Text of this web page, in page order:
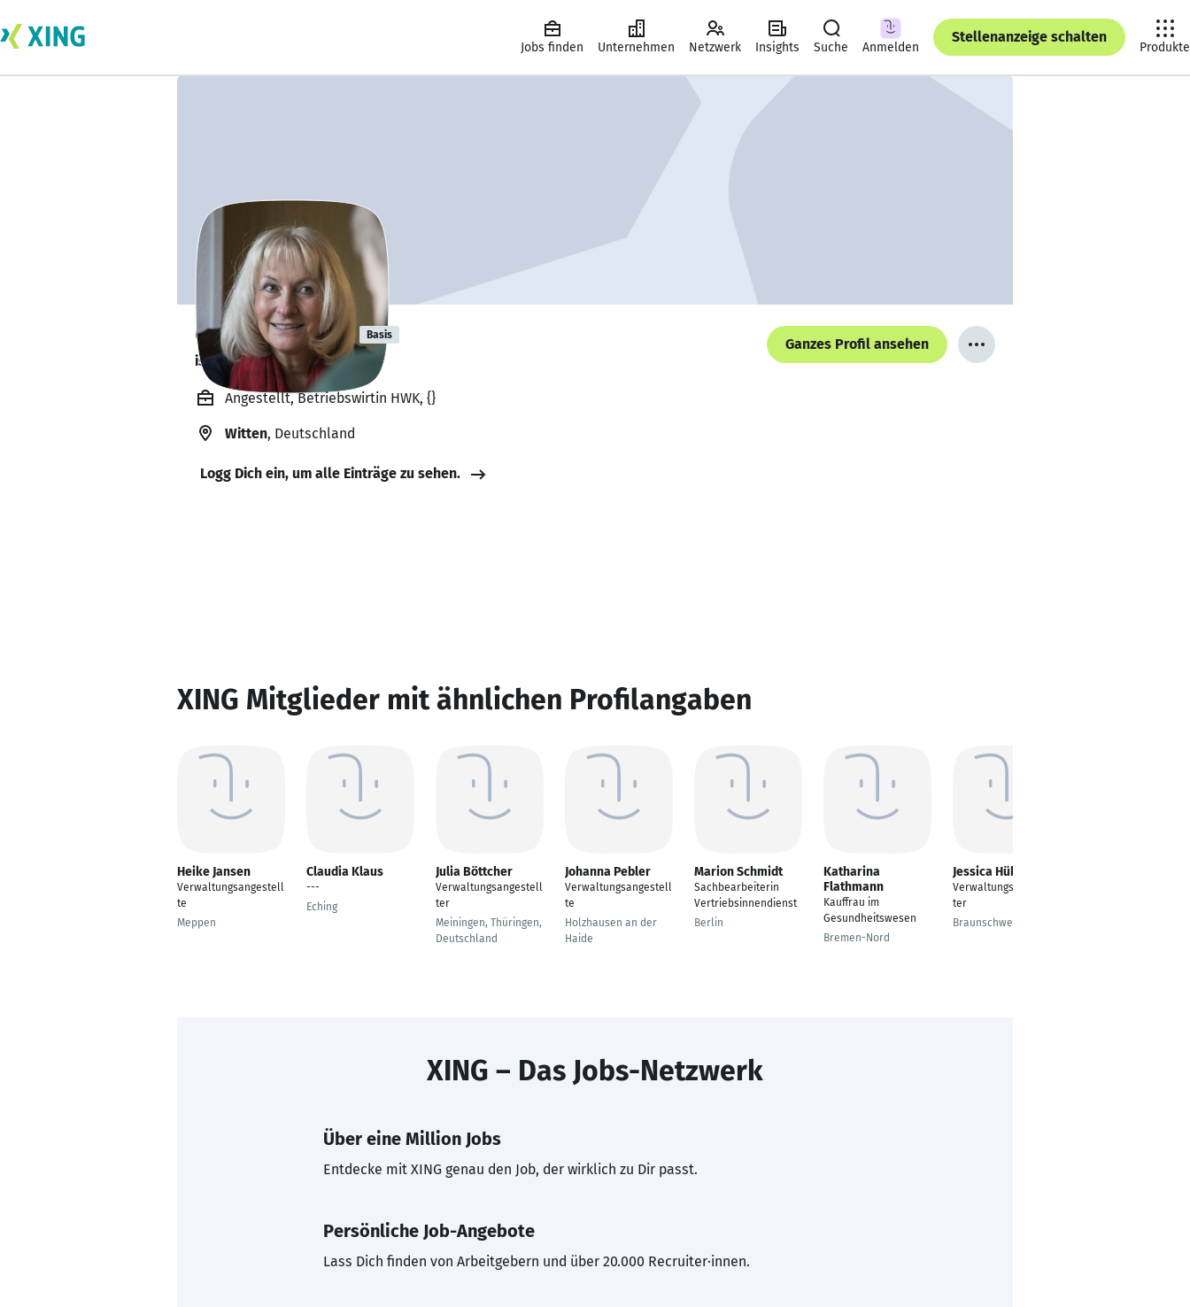
Jobs finden Unternehmen Netzwerk Insights Suche Anmelden
Stellenanzeige schalten
Produkte
Claudia Fögen Basis
ist offen für Projekte. 🔎
Ganzes Profil ansehen
Angestellt, Betriebswirtin HWK, {}
Witten, Deutschland
Logg Dich ein, um alle Einträge zu sehen.
XING Mitglieder mit ähnlichen Profilangaben
Heike Jansen
Verwaltungsangestell
te
Meppen
Claudia Klaus
---
Eching
Julia Böttcher
Verwaltungsangestell
ter
Meiningen, Thüringen,
Deutschland
Johanna Pebler
Verwaltungsangestell
te
Holzhausen an der
Haide
Marion Schmidt
Sachbearbeiterin
Vertriebsinnendienst
Berlin
Katharina
Flathmann
Kauffrau im
Gesundheitswesen
Bremen-Nord
Jessica Hübner
Verwaltungsangestell
ter
Braunschweig
XING – Das Jobs-Netzwerk
Über eine Million Jobs
Entdecke mit XING genau den Job, der wirklich zu Dir passt.
Persönliche Job-Angebote
Lass Dich finden von Arbeitgebern und über 20.000 Recruiter·innen.